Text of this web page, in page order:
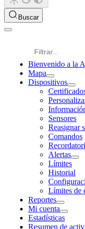
Buscar
Bienvenido a la
Mapa
Dispositivos
Sensores
Reasignar
Comandos
Alertas
Límites
Historial
Límites de
Reportes
Mi cuenta
Estadísticas
Resumen de